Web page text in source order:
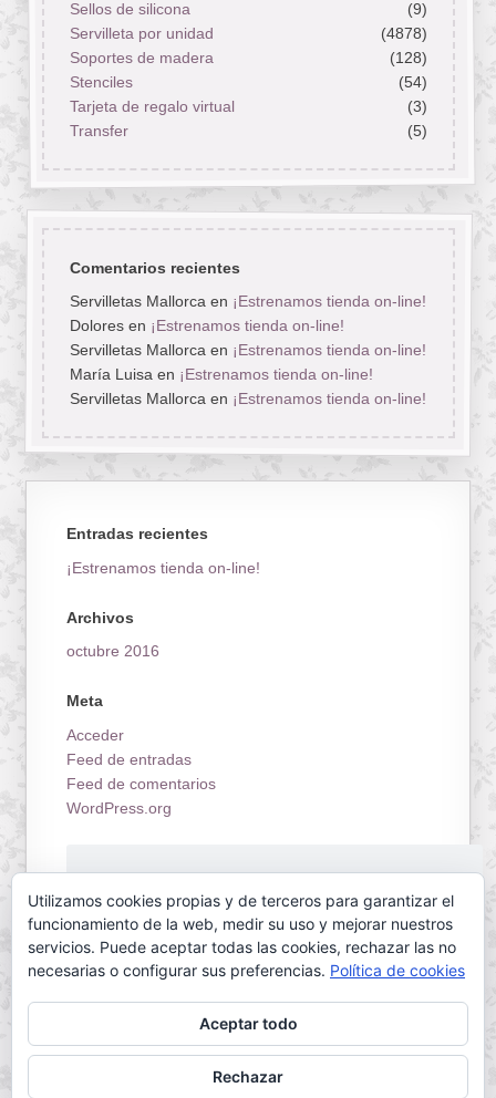
Sellos de silicona
(9)
Servilleta por unidad
(4878)
Soportes de madera
(128)
Stenciles
(54)
Tarjeta de regalo virtual
(3)
Transfer
(5)
Comentarios recientes
Servilletas Mallorcaen ¡Estrenamos tienda on-line!
Doloresen ¡Estrenamos tienda on-line!
Servilletas Mallorcaen ¡Estrenamos tienda on-line!
María Luisaen ¡Estrenamos tienda on-line!
Servilletas Mallorcaen ¡Estrenamos tienda on-line!
Entradas recientes
¡Estrenamos tienda on-line!
Archivos
octubre 2016
Meta
Acceder
Feed de entradas
Feed de comentarios
WordPress.org
Servilletas Mallorca © 2026. All Rights Reserved.
Utilizamos cookies propias y de terceros para garantizar el
funcionamiento de la web, medir su uso y mejorar nuestros
servicios. Puede aceptar todas las cookies, rechazar las no
necesarias o configurar sus preferencias. Política de cookies
Aceptar todo
Rechazar